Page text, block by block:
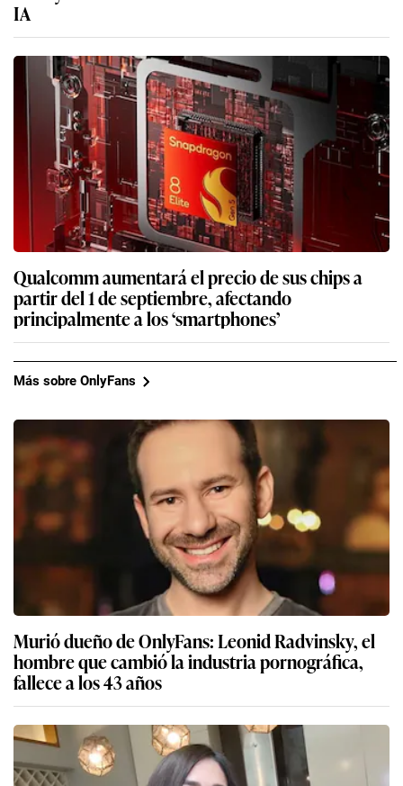
IA
Qualcomm aumentará el precio de sus chips a
partir del 1 de septiembre, afectando
principalmente a los ‘smartphones’
Más sobre OnlyFans
Murió dueño de OnlyFans: Leonid Radvinsky, el
hombre que cambió la industria pornográfica,
fallece a los 43 años